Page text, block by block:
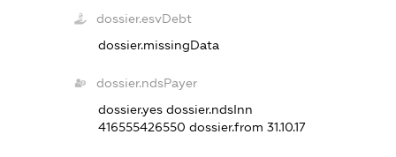
dossier.esvDebt
dossier.missingData
dossier.ndsPayer
dossier.yesdossier.ndsInn
416555426550dossier.from 31.10.17